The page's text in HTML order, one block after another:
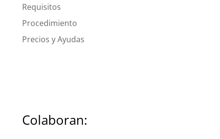
Requisitos
Procedimiento
Precios y Ayudas
Colaboran: